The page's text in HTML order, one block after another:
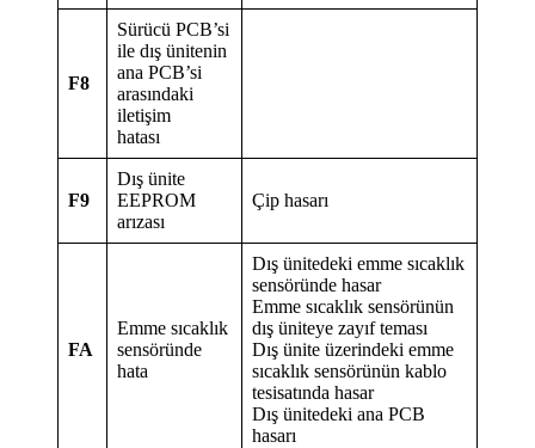
F8
Sürücü PCB’si
ile dış ünitenin
ana PCB’si
arasındaki
iletişim
hatası
F9
Dış ünite
EEPROM
arızası
Çip hasarı
FA
Emme sıcaklık
sensöründe
hata
Dış ünitedeki emme sıcaklık
sensöründe hasar
Emme sıcaklık sensörünün
dış üniteye zayıf teması
Dış ünite üzerindeki emme
sıcaklık sensörünün kablo
tesisatında hasar
Dış ünitedeki ana PCB
hasarı